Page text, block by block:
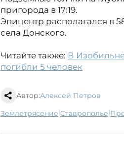
пригорода в 17:19.
Эпицентр располагался в
села Донского.
Читайте также: В
погибли 5 человек
Автор:Алексей Петров
землетрясение| Ставрополье|